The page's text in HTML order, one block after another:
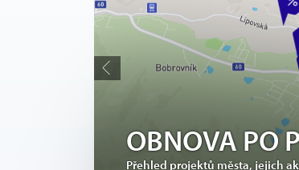
OBNOVA PO
Přehled projektů města, jejich